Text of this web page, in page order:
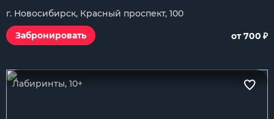
г. Новосибирск, Красный проспект, 100
Забронировать
от 700 ₽
Лабиринты, 10+